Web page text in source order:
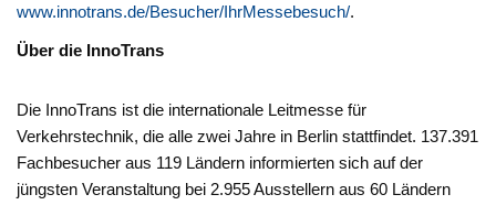
www.innotrans.de/Besucher/IhrMessebesuch/.
Über die InnoTrans
Die InnoTrans ist die internationale Leitmesse für
Verkehrstechnik, die alle zwei Jahre in Berlin stattfindet. 137.391
Fachbesucher aus 119 Ländern informierten sich auf der
jüngsten Veranstaltung bei 2.955 Ausstellern aus 60 Ländern